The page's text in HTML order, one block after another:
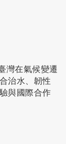
灣在氣候變遷
治水、韌性
與國際合作